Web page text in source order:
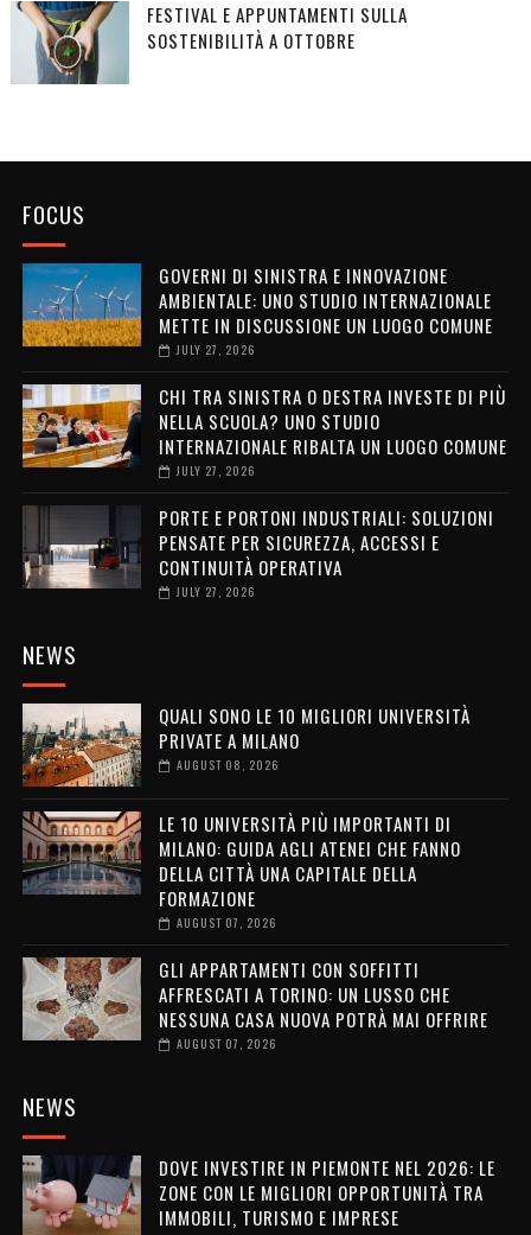
FESTIVAL E APPUNTAMENTI SULLA
SOSTENIBILITÀ A OTTOBRE
FOCUS
GOVERNI DI SINISTRA E INNOVAZIONE
AMBIENTALE: UNO STUDIO INTERNAZIONALE
METTE IN DISCUSSIONE UN LUOGO COMUNE
JULY 27, 2026
CHI TRA SINISTRA O DESTRA INVESTE DI PIÙ
NELLA SCUOLA? UNO STUDIO
INTERNAZIONALE RIBALTA UN LUOGO COMUNE
JULY 27, 2026
PORTE E PORTONI INDUSTRIALI: SOLUZIONI
PENSATE PER SICUREZZA, ACCESSI E
CONTINUITÀ OPERATIVA
JULY 27, 2026
NEWS
QUALI SONO LE 10 MIGLIORI UNIVERSITÀ
PRIVATE A MILANO
AUGUST 08, 2026
LE 10 UNIVERSITÀ PIÙ IMPORTANTI DI
MILANO: GUIDA AGLI ATENEI CHE FANNO
DELLA CITTÀ UNA CAPITALE DELLA
FORMAZIONE
AUGUST 07, 2026
GLI APPARTAMENTI CON SOFFITTI
AFFRESCATI A TORINO: UN LUSSO CHE
NESSUNA CASA NUOVA POTRÀ MAI OFFRIRE
AUGUST 07, 2026
NEWS
DOVE INVESTIRE IN PIEMONTE NEL 2026: LE
ZONE CON LE MIGLIORI OPPORTUNITÀ TRA
IMMOBILI, TURISMO E IMPRESE